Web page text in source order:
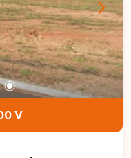
com grande
de R$
contato para mais
para conhecer o
V